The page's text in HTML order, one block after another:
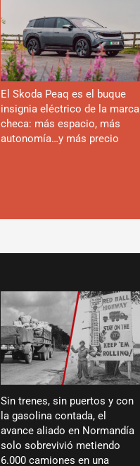
El Skoda Peaq es el buque
insignia eléctrico de la marca
checa: más espacio, más
autonomía…y más precio
Sin trenes, sin puertos y con
la gasolina contada, el
avance aliado en Normandía
solo sobrevivió metiendo
6.000 camiones en una